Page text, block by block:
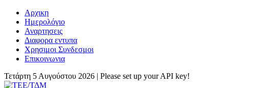
Αρχικη
Ημερολόγιο
Αναρτησεις
Διαφορα εντυπα
Χρησιμοι Συνδεσμοι
Επικοινωνια
Τετάρτη 5 Αυγούστου 2026 | Please set up your API key!